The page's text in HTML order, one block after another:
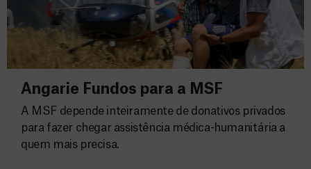
Angarie Fundos para a MSF
A MSF depende inteiramente de donativos privados
para fazer chegar assistência médica-humanitária a
quem mais precisa.